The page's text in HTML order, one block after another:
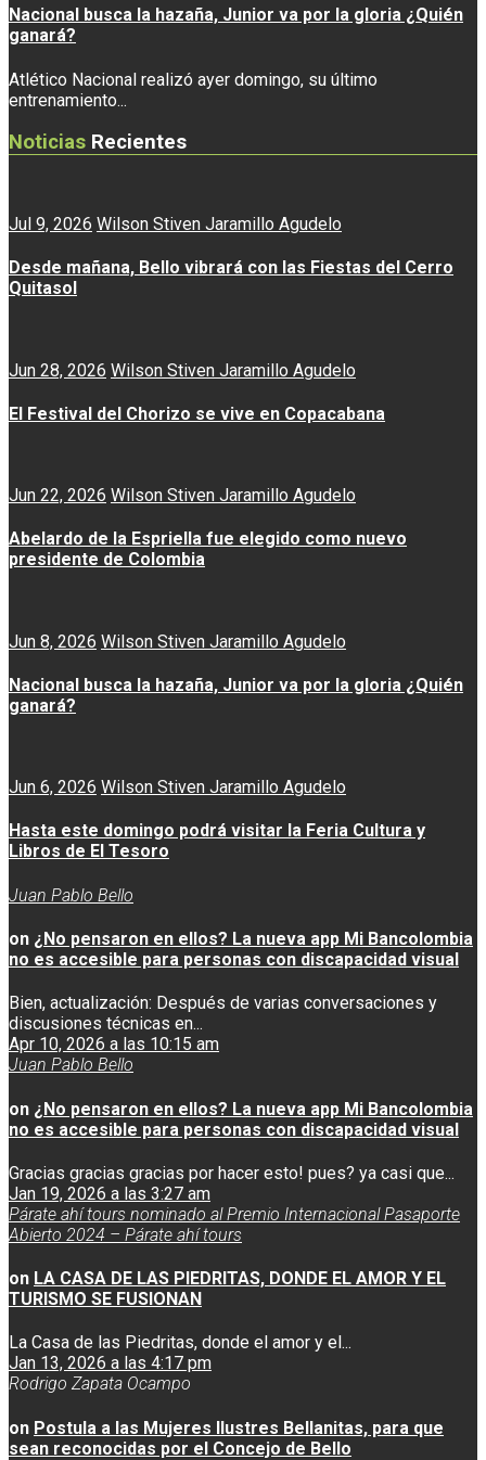
Nacional busca la hazaña, Junior va por la gloria ¿Quién
ganará?
Atlético Nacional realizó ayer domingo, su último
entrenamiento...
Noticias Recientes
Jul 9, 2026 Wilson Stiven Jaramillo Agudelo
Desde mañana, Bello vibrará con las Fiestas del Cerro
Quitasol
Jun 28, 2026 Wilson Stiven Jaramillo Agudelo
El Festival del Chorizo se vive en Copacabana
Jun 22, 2026 Wilson Stiven Jaramillo Agudelo
Abelardo de la Espriella fue elegido como nuevo
presidente de Colombia
Jun 8, 2026 Wilson Stiven Jaramillo Agudelo
Nacional busca la hazaña, Junior va por la gloria ¿Quién
ganará?
Jun 6, 2026 Wilson Stiven Jaramillo Agudelo
Hasta este domingo podrá visitar la Feria Cultura y
Libros de El Tesoro
Juan Pablo Bello
on ¿No pensaron en ellos? La nueva app Mi Bancolombia
no es accesible para personas con discapacidad visual
Bien, actualización: Después de varias conversaciones y
discusiones técnicas en...
Apr 10, 2026 a las 10:15 am
Juan Pablo Bello
on ¿No pensaron en ellos? La nueva app Mi Bancolombia
no es accesible para personas con discapacidad visual
Gracias gracias gracias por hacer esto! pues? ya casi que...
Jan 19, 2026 a las 3:27 am
Párate ahí tours nominado al Premio Internacional Pasaporte
Abierto 2024 – Párate ahí tours
on LA CASA DE LAS PIEDRITAS, DONDE EL AMOR Y EL
TURISMO SE FUSIONAN
La Casa de las Piedritas, donde el amor y el...
Jan 13, 2026 a las 4:17 pm
Rodrigo Zapata Ocampo
on Postula a las Mujeres Ilustres Bellanitas, para que
sean reconocidas por el Concejo de Bello